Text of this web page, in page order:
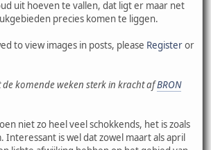
uit hoeven te vallen, dat ligt er maar net
precies komen te liggen.
to view images in posts, please Registeror
de komende weken sterk in kracht afBRON
niet zo heel veel schokkends, het is zoals
Interessant is wel dat zowel maart als april